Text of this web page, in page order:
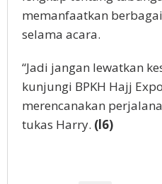
memanfaatkan
selama acara.
“Jadi jangan lewatkan
kunjungi BPKH Hajj
merencanakan
tukas Harry. (l6)